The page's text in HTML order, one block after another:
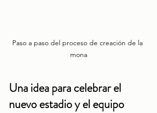
Paso a paso del proceso de creación de la
mona
Una idea para celebrar el
nuevo estadio y el equipo